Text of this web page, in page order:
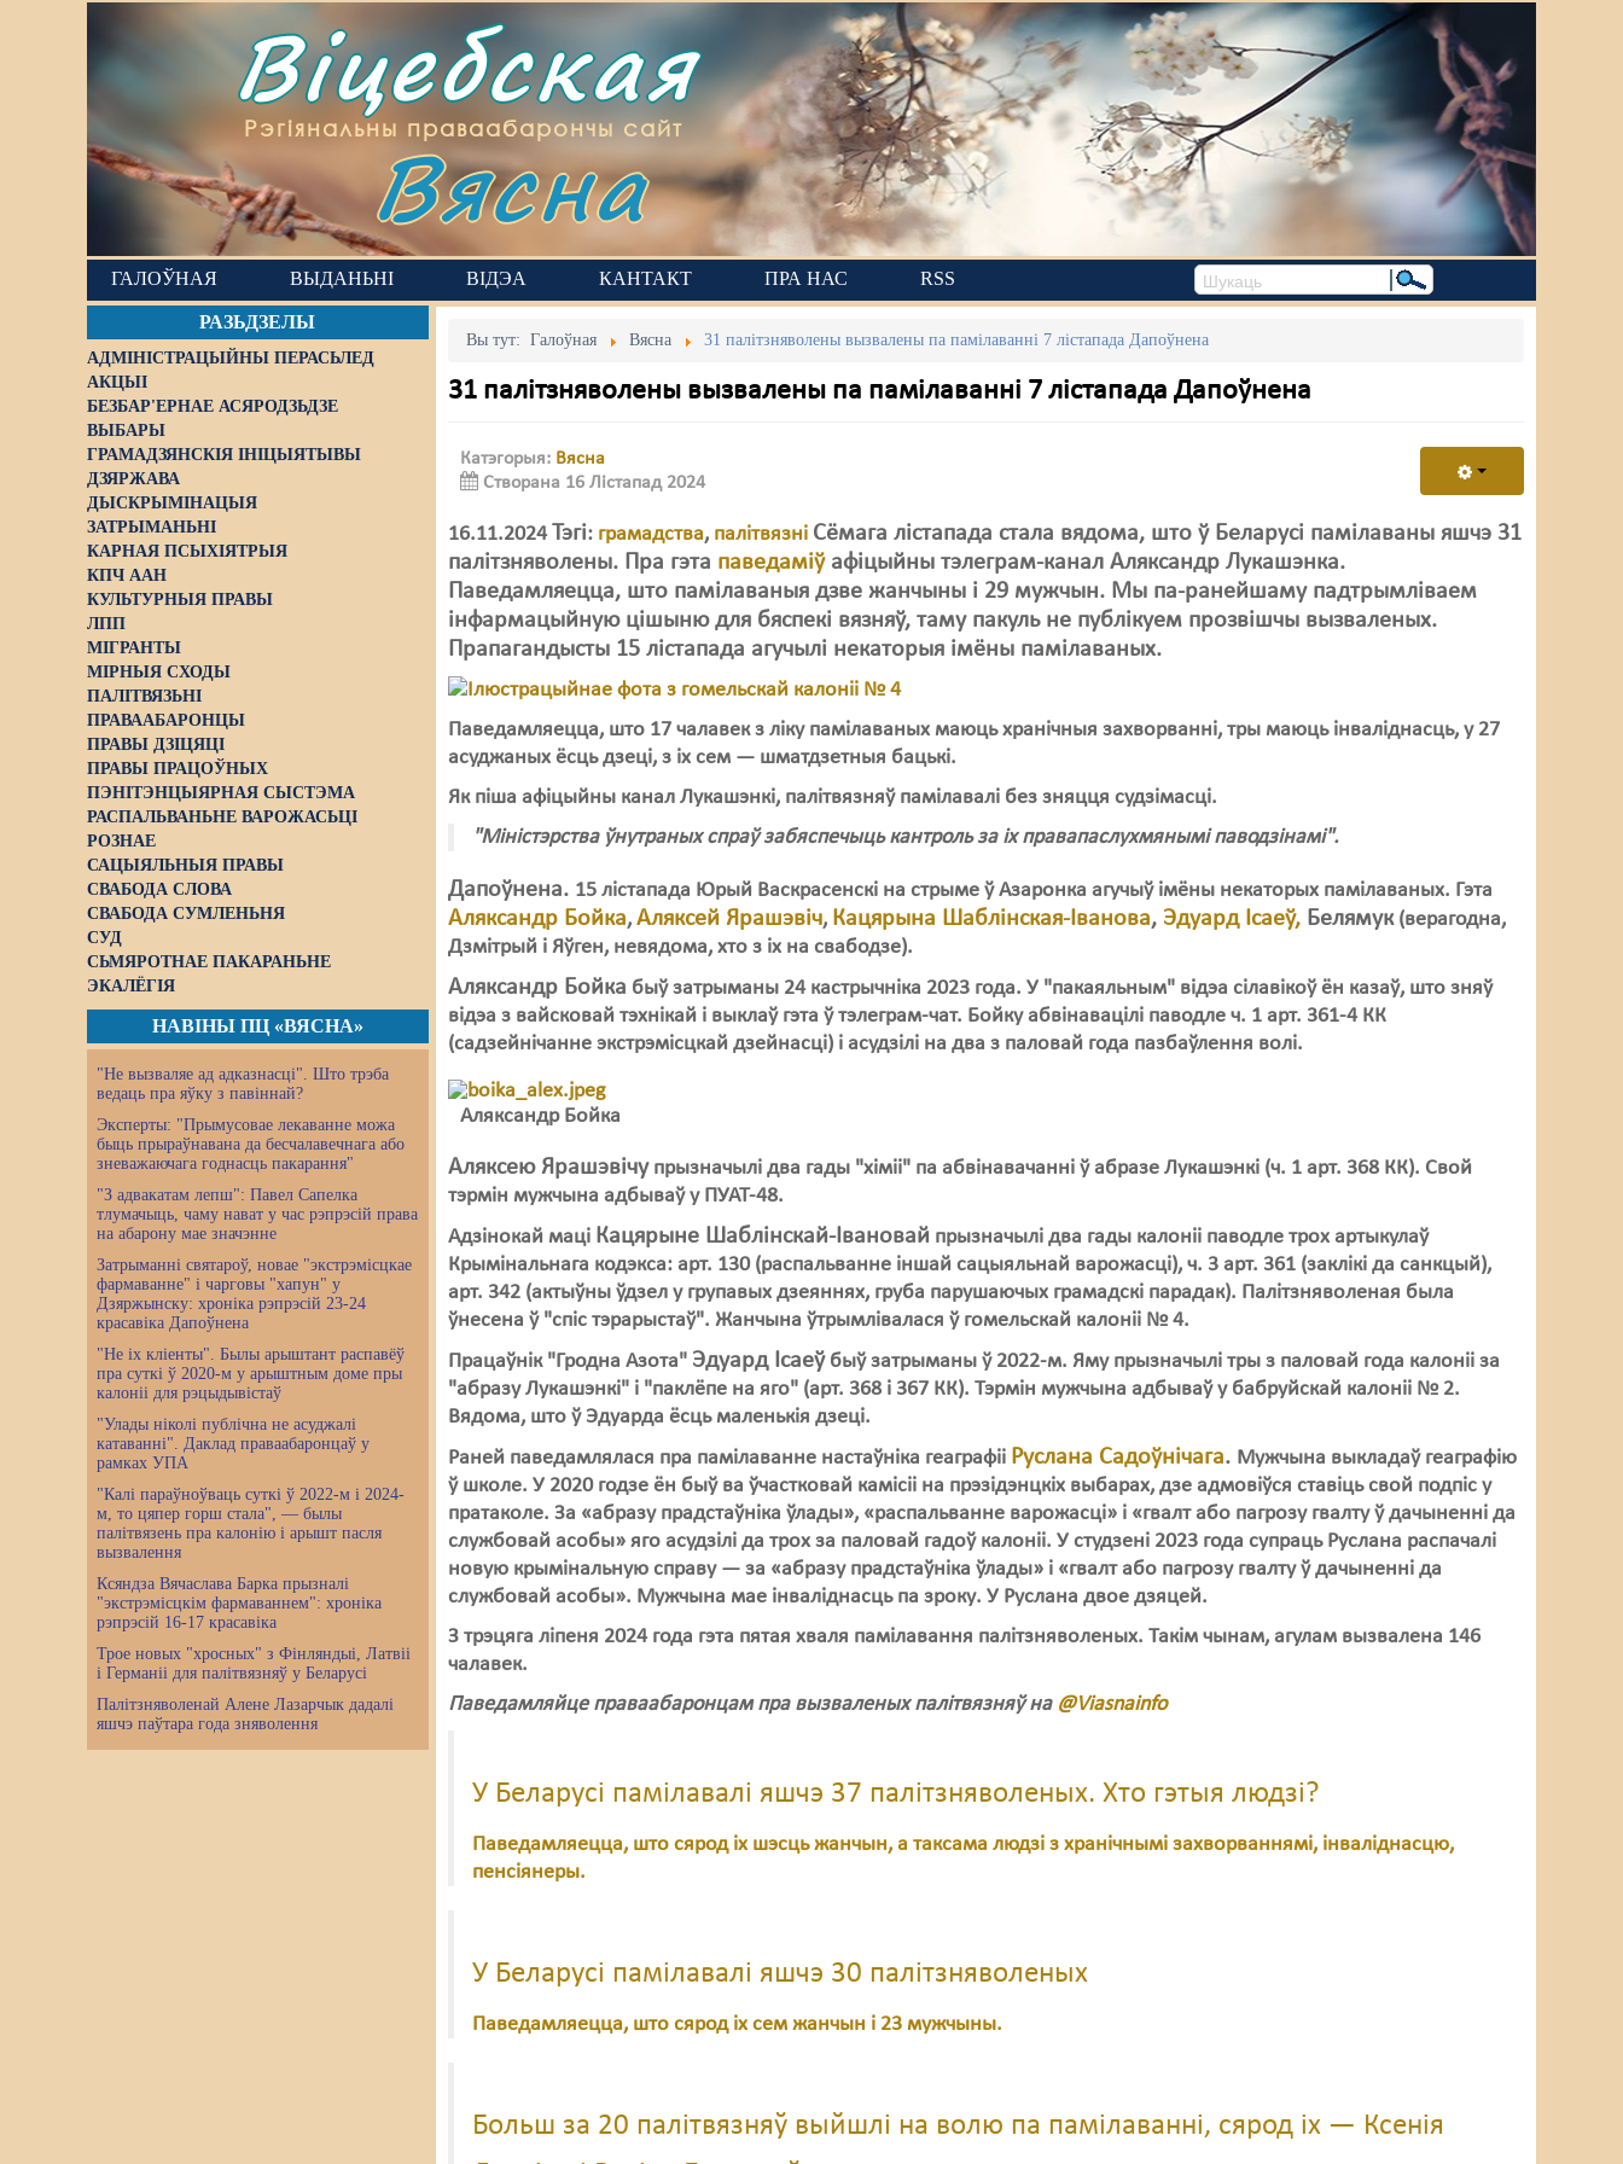
Віцебская
Рэгіянальны праваабарончы сайт
Вясна
ГАЛОЎНАЯ ВЫДАНЬНІ ВІДЭА КАНТАКТ ПРА НАС RSS
РАЗЬДЗЕЛЫ
АДМІНІСТРАЦЫЙНЫ ПЕРАСЬЛЕД
АКЦЫІ
БЕЗБАР'ЕРНАЕ АСЯРОДЗЬДЗЕ
ВЫБАРЫ
ГРАМАДЗЯНСКІЯ ІНІЦЫЯТЫВЫ
ДЗЯРЖАВА
ДЫСКРЫМІНАЦЫЯ
ЗАТРЫМАНЬНІ
КАРНАЯ ПСЫХІЯТРЫЯ
КПЧ ААН
КУЛЬТУРНЫЯ ПРАВЫ
ЛПП
МІГРАНТЫ
МІРНЫЯ СХОДЫ
ПАЛІТВЯЗЬНІ
ПРАВААБАРОНЦЫ
ПРАВЫ ДЗІЦЯЦІ
ПРАВЫ ПРАЦОЎНЫХ
ПЭНІТЭНЦЫЯРНАЯ СЫСТЭМА
РАСПАЛЬВАНЬНЕ ВАРОЖАСЬЦІ
РОЗНАЕ
САЦЫЯЛЬНЫЯ ПРАВЫ
СВАБОДА СЛОВА
СВАБОДА СУМЛЕНЬНЯ
СУД
СЬМЯРОТНАЕ ПАКАРАНЬНЕ
ЭКАЛЁГІЯ
НАВІНЫ ПЦ «ВЯСНА»
"Не вызваляе ад адказнасці". Што трэба
ведаць пра яўку з павіннай?
Эксперты: "Прымусовае лекаванне можа
быць прыраўнавана да бесчалавечнага або
зневажаючага годнасць пакарання"
"З адвакатам лепш": Павел Сапелка
тлумачыць, чаму нават у час рэпрэсій права
на абарону мае значэнне
Затрыманні святароў, новае "экстрэмісцкае
фармаванне" і чарговы "хапун" у
Дзяржынску: хроніка рэпрэсій 23-24
красавіка Дапоўнена
"Не іх кліенты". Былы арыштант распавёў
пра суткі ў 2020-м у арыштным доме пры
калоніі для рэцыдывістаў
"Улады ніколі публічна не асуджалі
катаванні". Даклад праваабаронцаў у
рамках УПА
"Калі параўноўваць суткі ў 2022-м і 2024-
м, то цяпер горш стала", — былы
палітвязень пра калонію і арышт пасля
вызвалення
Ксяндза Вячаслава Барка прызналі
"экстрэмісцкім фармаваннем": хроніка
рэпрэсій 16-17 красавіка
Трое новых "хросных" з Фінляндыі, Латвіі
і Германіі для палітвязняў у Беларусі
Палітзняволенай Алене Лазарчык дадалі
яшчэ паўтара года зняволення
Вы тут:Галоўная Вясна 31 палітзняволены вызвалены па памілаванні 7 лістапада Дапоўнена
31 палітзняволены вызвалены па памілаванні 7 лістапада Дапоўнена
Катэгорыя: Вясна
Створана 16 Лістапад 2024
16.11.2024 Тэгі: грамадства, палітвязні Сёмага лістапада стала вядома, што ў Беларусі памілаваны яшчэ 31
палітзняволены. Пра гэта паведаміўафіцыйны тэлеграм-канал Аляксандр Лукашэнка.
Паведамляецца, што памілаваныя дзве жанчыны і 29 мужчын. Мы па-ранейшаму падтрымліваем
інфармацыйную цішыню для бяспекі вязняў, таму пакуль не публікуем прозвішчы вызваленых.
Прапагандысты 15 лістапада агучылі некаторыя імёны памілаваных.
Паведамляецца, што 17 чалавек з ліку памілаваных маюць хранічныя захворванні, тры маюць інваліднасць, у 27
асуджаных ёсць дзеці, з іх сем — шматдзетныя бацькі.
Як піша афіцыйны канал Лукашэнкі, палітвязняў памілавалі без зняцця судзімасці.
"Міністэрства ўнутраных спраў забяспечыць кантроль за іх правапаслухмянымі паводзінамі".
Дапоўнена. 15 лістапада Юрый Васкрасенскі на стрыме ў Азаронка агучыў імёны некаторых памілаваных. Гэта
Аляксандр Бойка,Аляксей Ярашэвіч, Кацярына Шаблінская-Іванова, Эдуард Ісаеў, Белямук(верагодна,
Дзмітрый і Яўген, невядома, хто з іх на свабодзе).
Аляксандр Бойка быў затрыманы 24 кастрычніка 2023 года. У "пакаяльным" відэа сілавікоў ён казаў, што зняў
відэа з вайсковай тэхнікай і выклаў гэта ў тэлеграм-чат. Бойку абвінавацілі паводле ч. 1 арт. 361-4 КК
(садзейнічанне экстрэмісцкай дзейнасці) і асудзілі на два з паловай года пазбаўлення волі.
Аляксандр Бойка
Аляксею Ярашэвічупрызначылі два гады "хіміі" па абвінавачанні ў абразе Лукашэнкі (ч. 1 арт. 368 КК). Свой
тэрмін мужчына адбываў у ПУАТ-48.
Адзінокай маці Кацярыне Шаблінскай-Івановай прызначылі два гады калоніі паводле трох артыкулаў
Крымінальнага кодэкса: арт. 130 (распальванне іншай сацыяльнай варожасці), ч. 3 арт. 361 (заклікі да санкцый),
арт. 342 (актыўны ўдзел у групавых дзеяннях, груба парушаючых грамадскі парадак). Палітзняволеная была
ўнесена ў "спіс тэрарыстаў". Жанчына ўтрымлівалася ў гомельскай калоніі № 4.
Працаўнік "Гродна Азота" Эдуард Ісаеўбыў затрыманы ў 2022-м. Яму прызначылі тры з паловай года калоніі за
"абразу Лукашэнкі" і "паклёпе на яго" (арт. 368 і 367 КК). Тэрмін мужчына адбываў у бабруйскай калоніі № 2.
Вядома, што ў Эдуарда ёсць маленькія дзеці.
Раней паведамлялася пра памілаванне настаўніка геаграфіі Руслана Садоўнічага. Мужчына выкладаў геаграфію
ў школе. У 2020 годзе ён быў ва ўчастковай камісіі на прэзідэнцкіх выбарах, дзе адмовіўся ставіць свой подпіс у
пратаколе. За «абразу прадстаўніка ўлады», «распальванне варожасці» і «гвалт або пагрозу гвалту ў дачыненні да
службовай асобы» яго асудзілі да трох за паловай гадоў калоніі. У студзені 2023 года супраць Руслана распачалі
новую крымінальную справу — за «абразу прадстаўніка ўлады» і «гвалт або пагрозу гвалту ў дачыненні да
службовай асобы». Мужчына мае інваліднасць па зроку. У Руслана двое дзяцей.
З трэцяга ліпеня 2024 года гэта пятая хваля памілавання палітзняволеных. Такім чынам, агулам вызвалена 146
чалавек.
Паведамляйце праваабаронцам пра вызваленых палітвязняў на @Viasnainfo
У Беларусі памілавалі яшчэ 37 палітзняволеных. Хто гэтыя людзі?
Паведамляецца, што сярод іх шэсць жанчын, а таксама людзі з хранічнымі захворваннямі, інваліднасцю,
пенсіянеры.
У Беларусі памілавалі яшчэ 30 палітзняволеных
Паведамляецца, што сярод іх сем жанчын і 23 мужчыны.
Больш за 20 палітвязняў выйшлі на волю па памілаванні, сярод іх — Ксенія